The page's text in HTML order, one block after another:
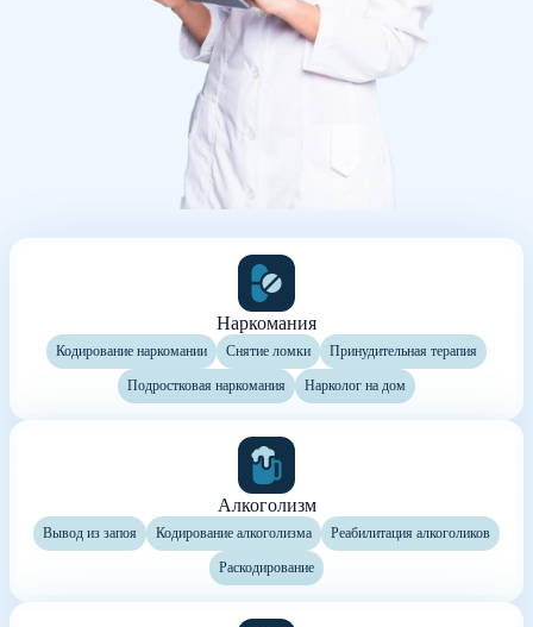
Наркомания
Кодирование наркомании Снятие ломки Принудительная терапия
Подростковая наркомания Нарколог на дом
Алкоголизм
Вывод из запоя Кодирование алкоголизма Реабилитация алкоголиков
Раскодирование